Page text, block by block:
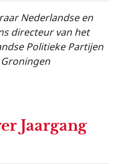
Nederlandse en
directeur van het
Politieke Partijen
Jaargang